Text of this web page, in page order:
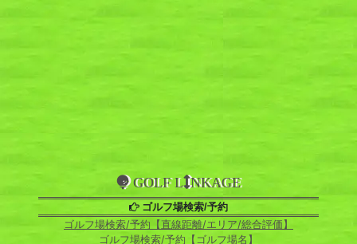
GOLF L NKAGE
ゴルフ場検索/予約
ゴルフ場検索/予約【直線距離/エリア/総合評価】
ゴルフ場検索/予約【ゴルフ場名】